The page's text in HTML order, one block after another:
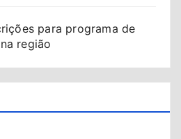
para programa de
região